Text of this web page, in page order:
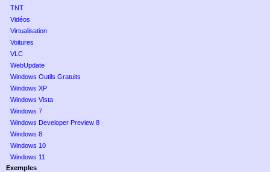
TNT
Vidéos
Virtualisation
Voitures
VLC
WebUpdate
Windows Outils Gratuits
Windows XP
Windows Vista
Windows 7
Windows Developer Preview 8
Windows 8
Windows 10
Windows 11
Exemples